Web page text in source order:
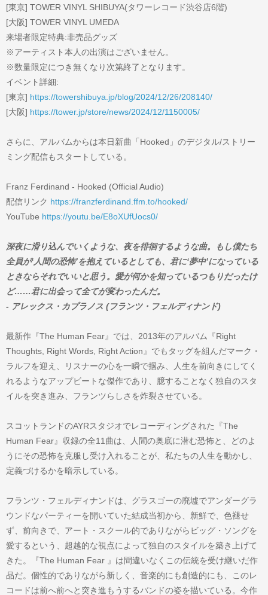
[東京] TOWER VINYL SHIBUYA(タワーレコード渋谷店6階)
[大阪] TOWER VINYL UMEDA
来場者限定特典:非売品グッズ
※アーティスト本人の出演はございません。
※数量限定につき無くなり次第終了となります。
イベント詳細:
[東京] https://towershibuya.jp/blog/2024/12/26/208140/
[大阪] https://tower.jp/store/news/2024/12/1150005/
さらに、アルバムからは本日新曲「Hooked」のデジタル/ストリー
ミング配信もスタートしている。
Franz Ferdinand - Hooked (Official Audio)
配信リンク https://franzferdinand.ffm.to/hooked/
YouTube https://youtu.be/E8oXUfUocs0/
深夜に滑り込んでいくような、夜を徘徊するような曲。もし僕たち
全員が‘人間の恐怖’を抱えているとしても、君に‘夢中’になっている
ときならそれでいいと思う。愛が何かを知っているつもりだったけ
ど……君に出会って全てが変わったんだ。
- アレックス・カプラノス (フランツ・フェルディナンド)
最新作『The Human Fear』では、2013年のアルバム『Right
Thoughts, Right Words, Right Action』でもタッグを組んだマーク・
ラルフを迎え、リスナーの心を一瞬で掴み、人生を前向きにしてく
れるようなアップビートな傑作であり、臆することなく独自のスタ
イルを突き進み、フランツらしさを炸裂させている。
スコットランドのAYRスタジオでレコーディングされた『The
Human Fear』収録の全11曲は、人間の奥底に潜む恐怖と、どのよ
うにその恐怖を克服し受け入れることが、私たちの人生を動かし、
定義づけるかを暗示している。
フランツ・フェルディナンドは、グラスゴーの廃墟でアンダーグラ
ウンドなパーティーを開いていた結成当初から、新鮮で、色褪せ
ず、前向きで、アート・スクール的でありながらビッグ・ソングを
愛するという、超越的な視点によって独自のスタイルを築き上げて
きた。『The Human Fear 』は間違いなくこの伝統を受け継いだ作
品だ。個性的でありながら新しく、音楽的にも創造的にも、このレ
コードは前へ前へと突き進もうするバンドの姿を描いている。今作